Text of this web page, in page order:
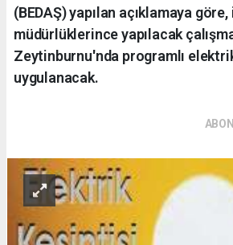
(BEDAŞ) yapılan açıklamaya
müdürlüklerince yapılacak
Zeytinburnu'nda programlı
uygulanacak.